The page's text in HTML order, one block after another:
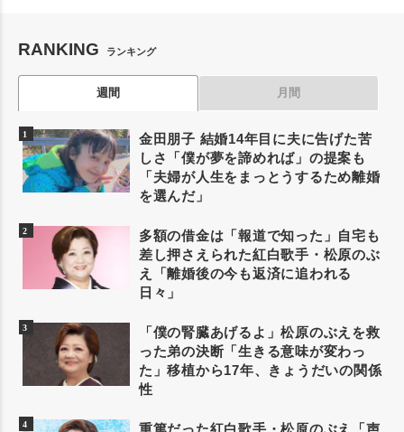
RANKING ランキング
週間 月間
金田朋子 結婚14年目に夫に告げた苦
しさ「僕が夢を諦めれば」の提案も
「夫婦が人生をまっとうするため離婚
を選んだ」
多額の借金は「報道で知った」自宅も
差し押さえられた紅白歌手・松原のぶ
え「離婚後の今も返済に追われる
日々」
「僕の腎臓あげるよ」松原のぶえを救
った弟の決断「生きる意味が変わっ
た」移植から17年、きょうだいの関係
性